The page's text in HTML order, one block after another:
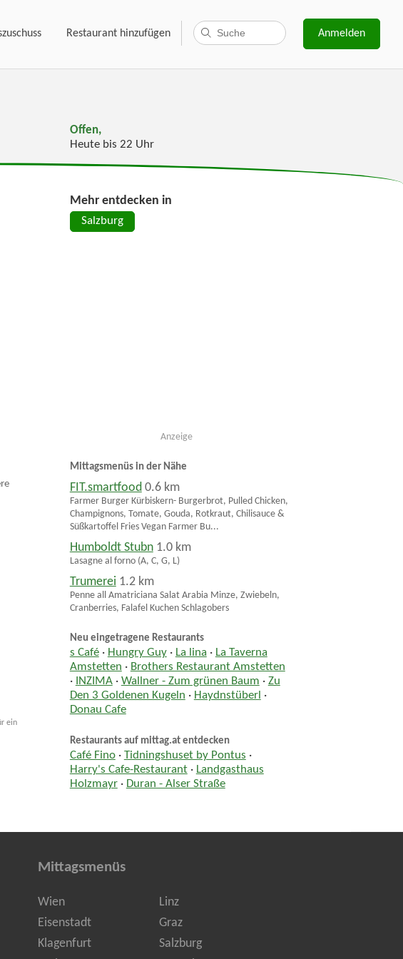
Restaurant hinzufügen Anmelden
Offen,
Heute bis 22 Uhr
ein
Mehr entdecken in
Salzburg
Anzeige
Mittagsmenüs in der Nähe
FIT.smartfood 0.6 km
Farmer Burger Kürbiskern- Burgerbrot, Pulled Chicken,
Champignons, Tomate, Gouda, Rotkraut, Chilisauce &
Süßkartoffel Fries Vegan Farmer Bu...
Humboldt Stubn 1.0 km
Lasagne al forno (A, C, G, L)
Trumerei 1.2 km
Penne all Amatriciana Salat Arabia Minze, Zwiebeln,
Cranberries, Falafel Kuchen Schlagobers
Neu eingetragene Restaurants
s Café· Hungry Guy· La lina · La Taverna
Amstetten · Brothers Restaurant Amstetten
· INZIMA· Wallner - Zum grünen Baum · Zu
Den 3 Goldenen Kugeln · Haydnstüberl ·
Donau Cafe
Restaurants auf mittag.at entdecken
Café Fino· Tidningshuset by Pontus ·
Harry's Cafe-Restaurant· Landgasthaus
Holzmayr· Duran - Alser Straße
Mittagsmenüs
Wien
Linz
Eisenstadt
Graz
Klagenfurt
Salzburg